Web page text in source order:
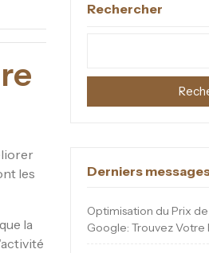
les
la
Rechercher
Derniers
Optimisation du Prix
Google: Trouvez Votre